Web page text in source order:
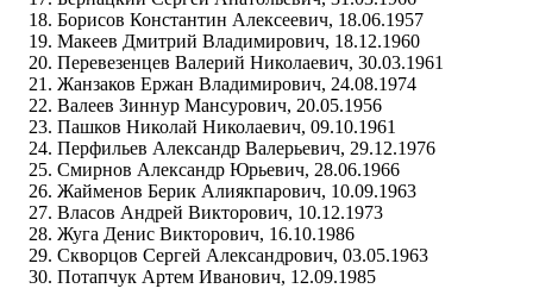
Борисов Константин Алексеевич, 18.06.1957
Макеев Дмитрий Владимирович, 18.12.1960
Перевезенцев Валерий Николаевич, 30.03.1961
Жанзаков Ержан Владимирович, 24.08.1974
Валеев Зиннур Мансурович, 20.05.1956
Пашков Николай Николаевич, 09.10.1961
Перфильев Александр Валерьевич, 29.12.1976
Смирнов Александр Юрьевич, 28.06.1966
Жайменов Берик Алиякпарович, 10.09.1963
Власов Андрей Викторович, 10.12.1973
Жуга Денис Викторович, 16.10.1986
Скворцов Сергей Александрович, 03.05.1963
Потапчук Артем Иванович, 12.09.1985